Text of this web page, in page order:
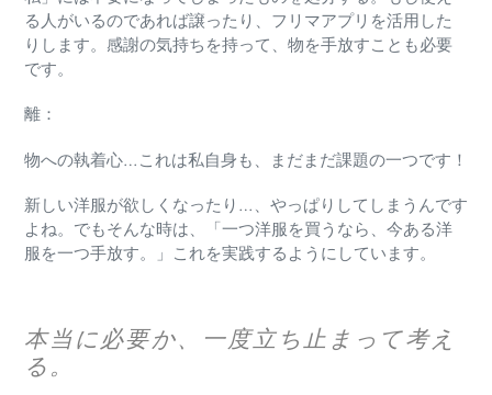
る人がいるのであれば譲ったり、フリマアプリを活用した
りします。 感謝の気持ちを持って、物を手放すことも必要
です。
離 ：
物への執着心…これは私自身も、まだまだ課題の一つです！
新しい洋服が欲しくなったり…、やっぱりしてしまうんです
よね。 でもそんな時は、
「一つ洋服を買うなら、今ある洋
服を一つ手放す。」 これを実践するようにしています。
本当に必要か、一度立ち止まって考え
る。